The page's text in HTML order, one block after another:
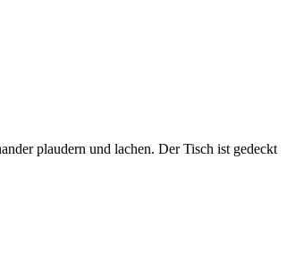
plaudern und lachen. Der Tisch ist gedeckt